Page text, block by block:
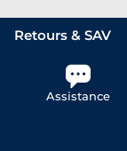
Retours & SAV
Assistance